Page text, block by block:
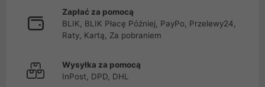
Zapłać za pomocą
BLIK, BLIK Płacę Później, PayPo, Przelewy24,
Raty, Kartą, Za pobraniem
Wysyłka za pomocą
InPost, DPD, DHL